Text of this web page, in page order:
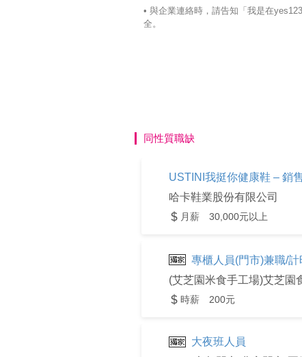
• 與企業連絡時，請告知「我是在
全。
同性質職缺
USTINI我挺你健康鞋 – 銷
哈卡鞋業股份有限公司
月薪 30,000元以上
專櫃人員(門市)兼職/計
(艾芝園米食手工場)艾芝園
時薪 200元
大夜班人員